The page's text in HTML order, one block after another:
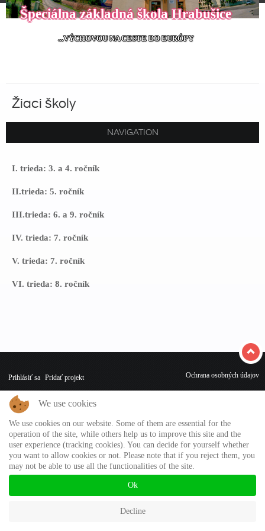
Špeciálna základná škola Hrabušice
...VÝCHOVOU NA CESTE DO EURÓPY
NAVIGATION
Žiaci školy
Zloženie tried v školskom roku 2025/2026
I. trieda: 3. a 4. ročník
II.trieda: 5. ročník
III.trieda: 6. a 9. ročník
IV. trieda: 7. ročník
V. trieda: 7. ročník
VI. trieda: 8. ročník
Prihlásiť sa Pridať projekt Ochrana osobných údajov
We use cookies
We use cookies on our website. Some of them are essential for the
operation of the site, while others help us to improve this site and the
user experience (tracking cookies). You can decide for yourself whether
you want to allow cookies or not. Please note that if you reject them, you
may not be able to use all the functionalities of the site.
Ok
Decline